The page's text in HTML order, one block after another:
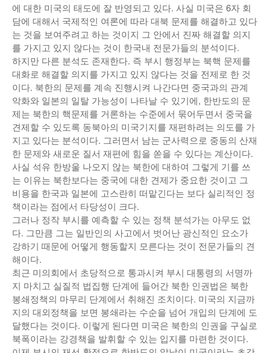
에 대한 미국의 태도에 잘 반영되고 있다. 사실 미국은 6자 회
담에 대해서 국제적인 여론에 따라 대북 문제를 해결하고 있다
는 것을 보여주려고 하는 것이지 그 안에서 진짜 해결할 의지
를 가지고 있지 않다는 것이 한국내 전문가들의 분석이다.
하지만 다른 분석도 존재한다. 즉 부시 행정부는 북핵 문제를
대화로 해결할 의지를 가지고 있지 않다는 것을 전제로 한 것
이다. 북한의 문제를 계속 진행시켜 나간다면 중국과의 관계
악화와 일본의 일탈 가능성이 나타날 수 있기에, 한반도의 문
제는 북한의 핵문제를 거론하는 수준에서 묶어두면서 중국을
견제할 수 있도록 동북아의 미국기지를 재편하려는 의도를 가
지고 있다는 분석이다. 그러면서 남는 군사력으로 중동의 산재
한 문제와 새로운 질서 재편에 힘을 쏟을 수 있다는 계산이다.
사실 석유 한방울 나오지 않는 북한에 대하여 그렇게 기를 쓰
는 이유는 북한보다는 중국에 대한 견제가 중요한 것이고 그
비용을 한국과 일본에 고스란히 떠맡긴다는 보다 실리적인 정
책이라는 점에서 타당성이 크다.
그러나 정작 부시를 예측할 수 있는 정책 분석가는 아무도 없
다. 그만큼 그는 일반인의 사고에서 벗어난 광신적인 요소가
강하기 때문에 어떻게 행동할지 모른다는 것이 전문가들의 견
해이다.
최근 미의회에서 초당적으로 통과시켜 부시 대통령의 서명까
지 마치고 실질적 법집행 단계에 들어간 북한 인권법은 북한
봉쇄정책의 마무리 단계에서 취해진 조치이다. 미국의 지금까
지의 대외정책을 보면 봉쇄라는 수순을 넘어 개입의 단계에 도
달했다는 것이다. 이렇게 된다면 미국은 북한의 인권을 구실로
북폭이라는 강경책을 발휘할 수 있는 입지를 마련한 것이다.